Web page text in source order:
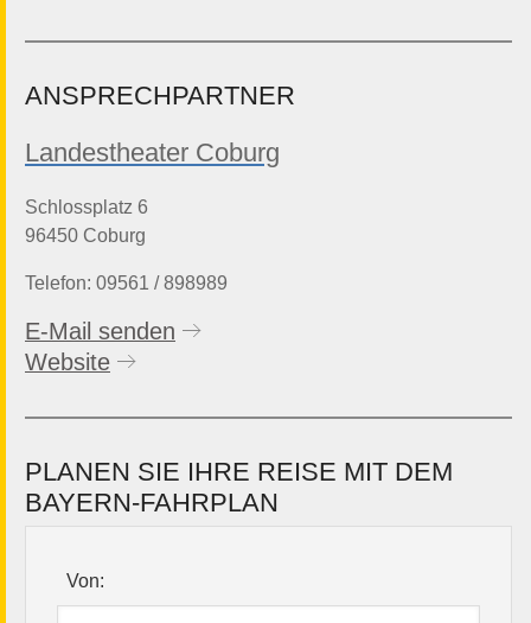
ANSPRECHPARTNER
Landestheater Coburg
Schlossplatz 6
96450 Coburg
Telefon: 09561 / 898989
E-Mail senden
Website
PLANEN SIE IHRE REISE MIT DEM
BAYERN-FAHRPLAN
Von: